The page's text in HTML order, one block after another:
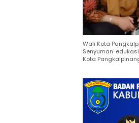
Wali Kota
Senyuman'
Kota